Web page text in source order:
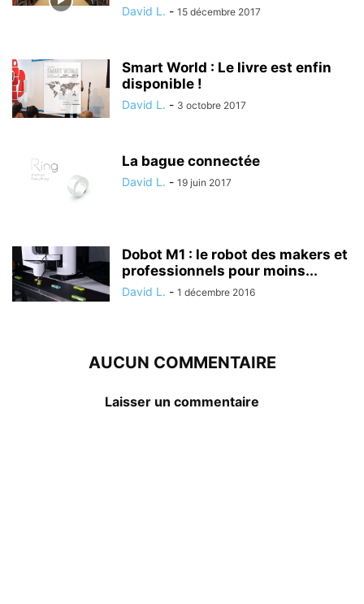
David L. - 15 décembre 2017
Smart World : Le livre est enfin
disponible !
David L. - 3 octobre 2017
La bague connectée
David L. - 19 juin 2017
Dobot M1 : le robot des makers et
professionnels pour moins...
David L. - 1 décembre 2016
AUCUN COMMENTAIRE
Laisser un commentaire